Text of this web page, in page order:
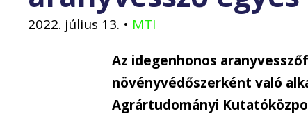
2022. július 13. • MTI
Az idegenhonos
növényvédőszerként való
Agrártudományi